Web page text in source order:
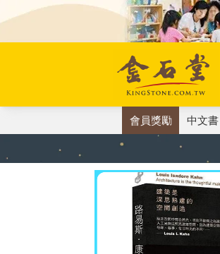
會員獎勵 中文書